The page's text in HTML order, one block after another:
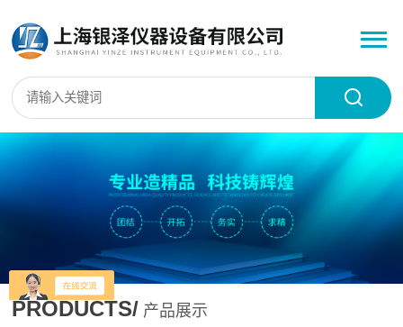
PRODUCTS/ 产品展示